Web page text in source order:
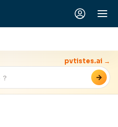
→
pvtistes.ai →